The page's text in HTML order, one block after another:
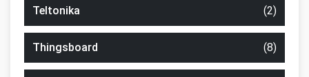
Teltonika (2)
Thingsboard (8)